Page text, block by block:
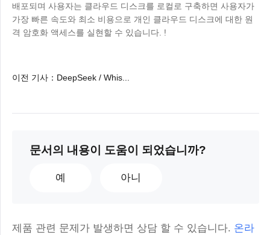
배포되며 사용자는 클라우드 디스크를 로컬로 구축하면 사용자가
가장 빠른 속도와 최소 비용으로 개인 클라우드 디스크에 대한 원
격 암호화 액세스를 실현할 수 있습니다. !
이전 기사 ： DeepSeek / Whis...
문서의 내용이 도움이 되었습니까?
예 아니
제품 관련 문제가 발생하면 상담 할 수 있습니다. 온라